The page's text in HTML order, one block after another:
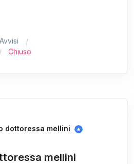
Chiuso
dottoressa mellini
mellini